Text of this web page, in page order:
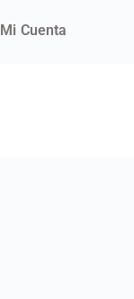
Mi Cuenta